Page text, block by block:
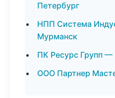
Петербург
НПП Система
Мурманск
ПК Ресурс Групп
ООО Партнер